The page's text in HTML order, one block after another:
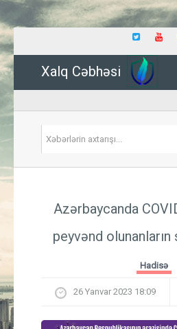
Xalq Cəbhəsi
Azərbaycanda
peyvənd olunanların
Hadisə
26 Yanvar 2023 18:09